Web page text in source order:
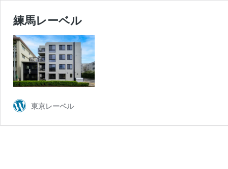
練馬レーベル
東京レーベル